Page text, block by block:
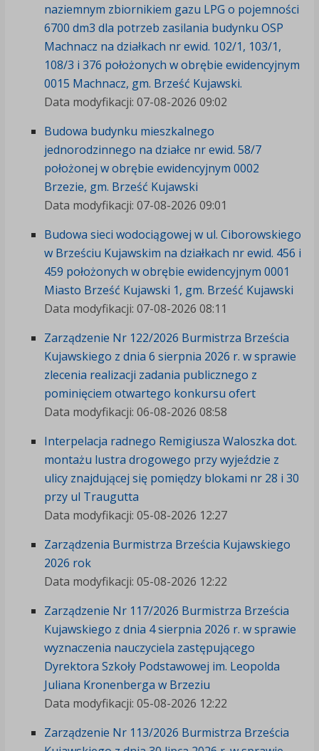
naziemnym zbiornikiem gazu LPG o pojemności
6700 dm3 dla potrzeb zasilania budynku OSP
Machnacz na działkach nr ewid. 102/1, 103/1,
108/3 i 376 położonych w obrębie ewidencyjnym
0015 Machnacz, gm. Brześć Kujawski.
Data modyfikacji: 07-08-2026 09:02
Budowa budynku mieszkalnego
jednorodzinnego na działce nr ewid. 58/7
położonej w obrębie ewidencyjnym 0002
Brzezie, gm. Brześć Kujawski
Data modyfikacji: 07-08-2026 09:01
Budowa sieci wodociągowej w ul. Ciborowskiego
w Brześciu Kujawskim na działkach nr ewid. 456 i
459 położonych w obrębie ewidencyjnym 0001
Miasto Brześć Kujawski 1, gm. Brześć Kujawski
Data modyfikacji: 07-08-2026 08:11
Zarządzenie Nr 122/2026 Burmistrza Brześcia
Kujawskiego z dnia 6 sierpnia 2026 r. w sprawie
zlecenia realizacji zadania publicznego z
pominięciem otwartego konkursu ofert
Data modyfikacji: 06-08-2026 08:58
Interpelacja radnego Remigiusza Waloszka dot.
montażu lustra drogowego przy wyjeździe z
ulicy znajdującej się pomiędzy blokami nr 28 i 30
przy ul Traugutta
Data modyfikacji: 05-08-2026 12:27
Zarządzenia Burmistrza Brześcia Kujawskiego
2026 rok
Data modyfikacji: 05-08-2026 12:22
Zarządzenie Nr 117/2026 Burmistrza Brześcia
Kujawskiego z dnia 4 sierpnia 2026 r. w sprawie
wyznaczenia nauczyciela zastępującego
Dyrektora Szkoły Podstawowej im. Leopolda
Juliana Kronenberga w Brzeziu
Data modyfikacji: 05-08-2026 12:22
Zarządzenie Nr 113/2026 Burmistrza Brześcia